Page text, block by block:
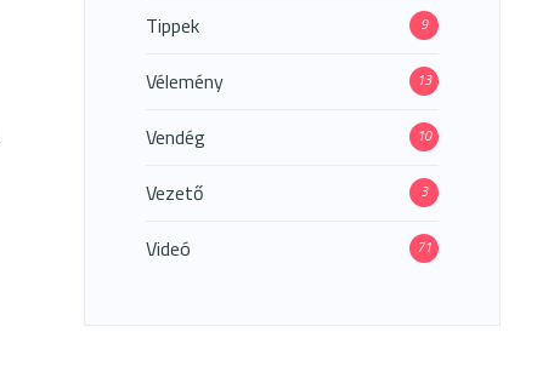
Tippek 9
Vélemény 13
Vendég 10
Vezető 3
Videó 71